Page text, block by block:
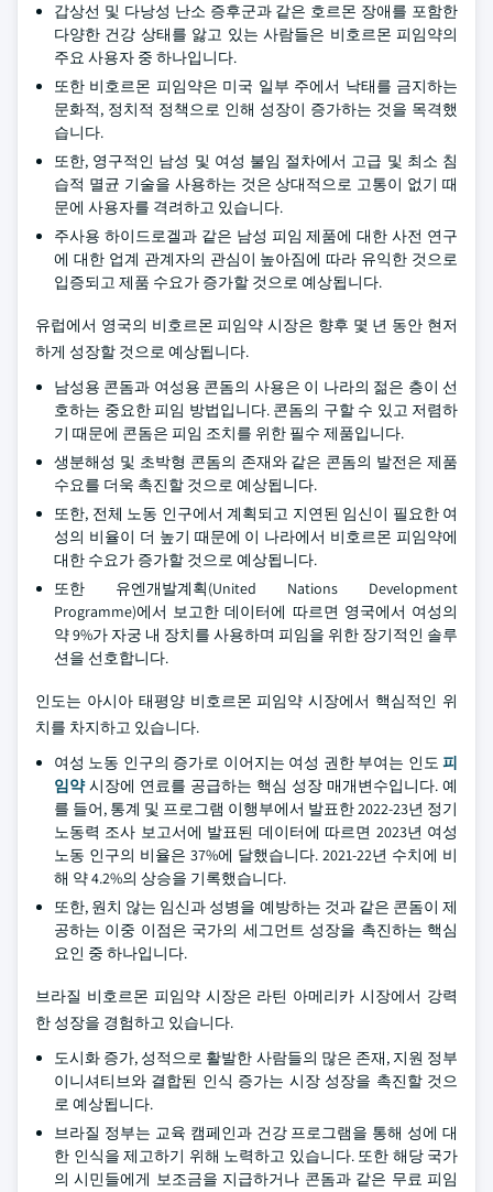
갑상선 및 다낭성 난소 증후군과 같은 호르몬 장애를 포함한
다양한 건강 상태를 앓고 있는 사람들은 비호르몬 피임약의
주요 사용자 중 하나입니다.
또한 비호르몬 피임약은 미국 일부 주에서 낙태를 금지하는
문화적, 정치적 정책으로 인해 성장이 증가하는 것을 목격했
습니다.
또한, 영구적인 남성 및 여성 불임 절차에서 고급 및 최소 침
습적 멸균 기술을 사용하는 것은 상대적으로 고통이 없기 때
문에 사용자를 격려하고 있습니다.
주사용 하이드로겔과 같은 남성 피임 제품에 대한 사전 연구
에 대한 업계 관계자의 관심이 높아짐에 따라 유익한 것으로
입증되고 제품 수요가 증가할 것으로 예상됩니다.
유럽에서 영국의 비호르몬 피임약 시장은 향후 몇 년 동안 현저
하게 성장할 것으로 예상됩니다.
남성용 콘돔과 여성용 콘돔의 사용은 이 나라의 젊은 층이 선
호하는 중요한 피임 방법입니다. 콘돔의 구할 수 있고 저렴하
기 때문에 콘돔은 피임 조치를 위한 필수 제품입니다.
생분해성 및 초박형 콘돔의 존재와 같은 콘돔의 발전은 제품
수요를 더욱 촉진할 것으로 예상됩니다.
또한, 전체 노동 인구에서 계획되고 지연된 임신이 필요한 여
성의 비율이 더 높기 때문에 이 나라에서 비호르몬 피임약에
대한 수요가 증가할 것으로 예상됩니다.
또한 유엔개발계획(United Nations Development
Programme)에서 보고한 데이터에 따르면 영국에서 여성의
약 9%가 자궁 내 장치를 사용하며 피임을 위한 장기적인 솔루
션을 선호합니다.
인도는 아시아 태평양 비호르몬 피임약 시장에서 핵심적인 위
치를 차지하고 있습니다.
여성 노동 인구의 증가로 이어지는 여성 권한 부여는 인도 피
임약시장에 연료를 공급하는 핵심 성장 매개변수입니다. 예
를 들어, 통계 및 프로그램 이행부에서 발표한 2022-23년 정기
노동력 조사 보고서에 발표된 데이터에 따르면 2023년 여성
노동 인구의 비율은 37%에 달했습니다. 2021-22년 수치에 비
해 약 4.2%의 상승을 기록했습니다.
또한, 원치 않는 임신과 성병을 예방하는 것과 같은 콘돔이 제
공하는 이중 이점은 국가의 세그먼트 성장을 촉진하는 핵심
요인 중 하나입니다.
브라질 비호르몬 피임약 시장은 라틴 아메리카 시장에서 강력
한 성장을 경험하고 있습니다.
도시화 증가, 성적으로 활발한 사람들의 많은 존재, 지원 정부
이니셔티브와 결합된 인식 증가는 시장 성장을 촉진할 것으
로 예상됩니다.
브라질 정부는 교육 캠페인과 건강 프로그램을 통해 성에 대
한 인식을 제고하기 위해 노력하고 있습니다. 또한 해당 국가
의 시민들에게 보조금을 지급하거나 콘돔과 같은 무료 피임